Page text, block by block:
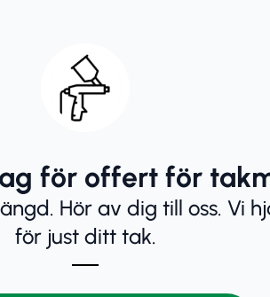
för offert för
Hör av dig till oss. Vi
för just ditt tak.